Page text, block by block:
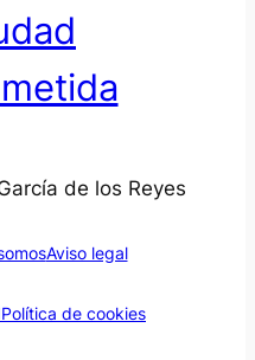
de los Reyes
Aviso legal
Política de cookies